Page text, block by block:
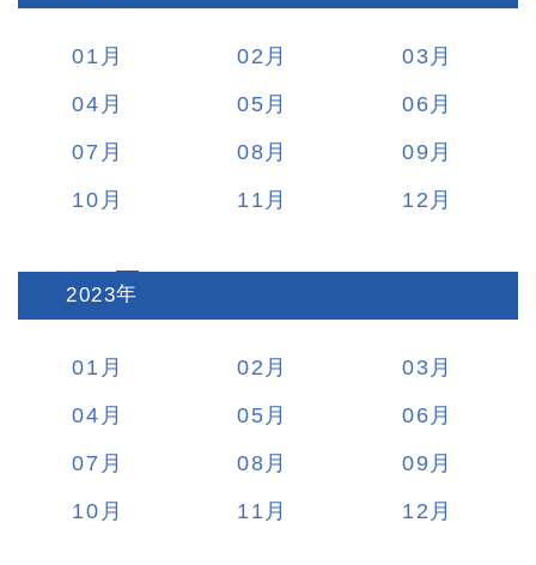
01 02
03
04
05
06
07
08
09
10
11 12
2023:
01 02
03
04
05
06
07
08
09
10
11 12